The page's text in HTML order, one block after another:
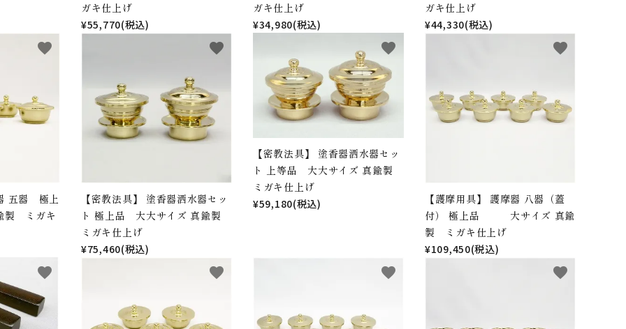
ガキ仕上げ
¥55,770(税込)
ガキ仕上げ
¥34,980(税込)
ガキ仕上げ
¥44,330(税込)
五器 極上
ミガキ
favorite
【密教法具】 塗香器洒水器セッ
ト 極上品 大大サイズ 真鍮製
ミガキ仕上げ
¥75,460(税込)
favorite
【密教法具】 塗香器洒水器セッ
ト 上等品 大大サイズ 真鍮製
ミガキ仕上げ
¥59,180(税込)
favorite
【護摩用具】 護摩器 八器（蓋
付） 極上品 大サイズ 真鍮
製 ミガキ仕上げ
¥109,450(税込)
favorite
favorite favorite favorite favorite